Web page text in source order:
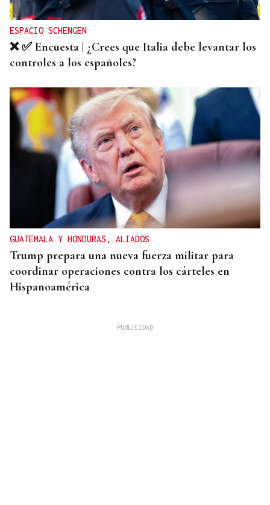
ESPACIO SCHENGEN
❌ ✅ Encuesta | ¿Crees que Italia debe levantar los
controles a los españoles?
GUATEMALA Y HONDURAS, ALIADOS
Trump prepara una nueva fuerza militar para
coordinar operaciones contra los cárteles en
Hispanoamérica